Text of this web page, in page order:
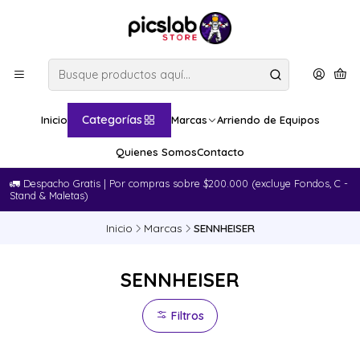
Inicio Categorías Marcas Arriendo de Equipos
Quienes SomosContacto
🚛​ Despacho Gratis | Por compras sobre $200.000 (excluye Fondos, C -
Stand & Maletas)
Inicio Marcas SENNHEISER
SENNHEISER
Filtros